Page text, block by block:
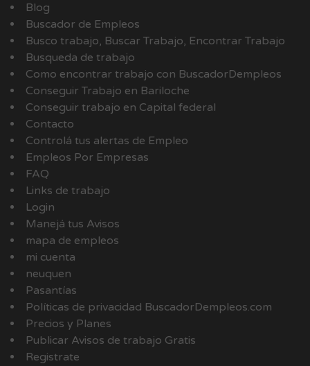
Blog
Buscador de Empleos
Busco trabajo, Buscar Trabajo, Encontrar Trabajo
Busqueda de trabajo
Como encontrar trabajo con BuscadorDempleos
Conseguir Trabajo en Bariloche
Conseguir trabajo en Capital federal
Contacto
Controlá tus alertas de Empleo
Empleos Por Empresas
FAQ
Links de trabajo
Login
Manejá tus Avisos
mapa de empleos
mi cuenta
neuquen
Pasantías
Políticas de privacidad BuscadorDempleos.com
Precios y Planes
Publicar Avisos de trabajo Gratis
Registrate